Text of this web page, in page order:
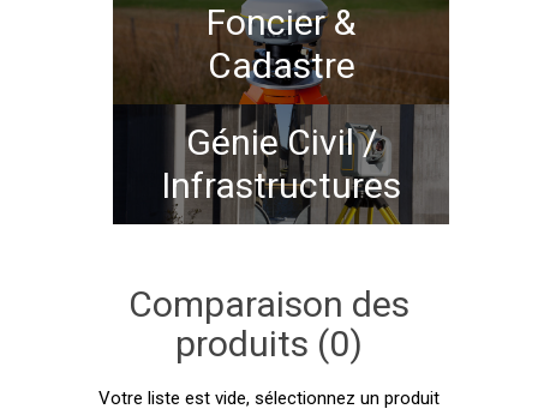
Foncier &
Cadastre
Génie Civil /
Infrastructures
Comparaison des
produits (0)
Votre liste est vide, sélectionnez un produit